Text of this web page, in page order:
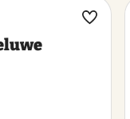
Maak